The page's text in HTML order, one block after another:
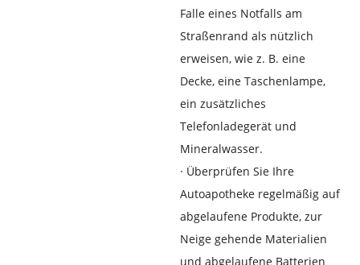
Falle eines Notfalls am
Straßenrand als nützlich
erweisen, wie z. B. eine
Decke, eine Taschenlampe,
ein zusätzliches
Telefonladegerät und
Mineralwasser.
· Überprüfen Sie Ihre
Autoapotheke regelmäßig auf
abgelaufene Produkte, zur
Neige gehende Materialien
und abgelaufene Batterien